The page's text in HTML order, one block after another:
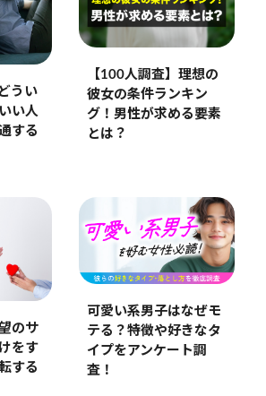
うい
い人
する
【100人調査】理想の
彼女の条件ランキン
グ！男性が求める要素
とは？
のサ
をす
する
可愛い系男子はなぜモ
テる？特徴や好きなタ
イプをアンケート調
査！